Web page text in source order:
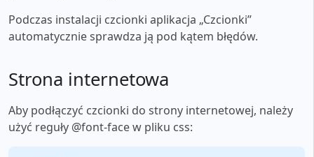
Podczas instalacji czcionki aplikacja „Czcionki”
automatycznie sprawdza ją pod kątem błędów.
Strona internetowa
Aby podłączyć czcionki do strony internetowej, należy
użyć reguły @font-face w pliku css: